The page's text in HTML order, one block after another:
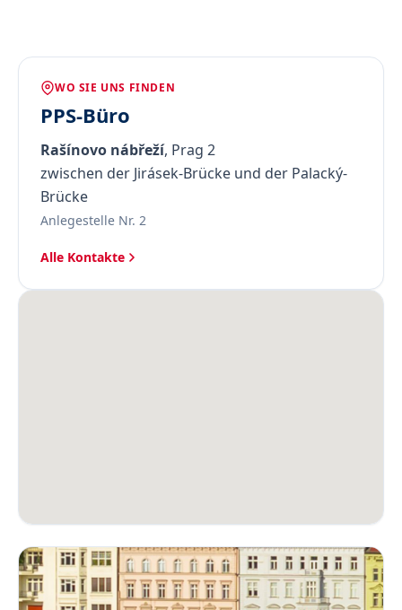
WO SIE UNS FINDEN
PPS-Büro
Rašínovo nábřeží, Prag 2
zwischen der Jirásek-Brücke und der Palacký-
Brücke
Anlegestelle Nr. 2
Alle Kontakte